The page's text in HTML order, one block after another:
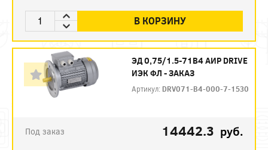
В КОРЗИНУ
ЭД 0,75/1.5-71B4 АИР DRIVE
ИЭК ФЛ - ЗАКАЗ
Артикул:DRV071-B4-000-7-1530
Под заказ 14442.3 руб.